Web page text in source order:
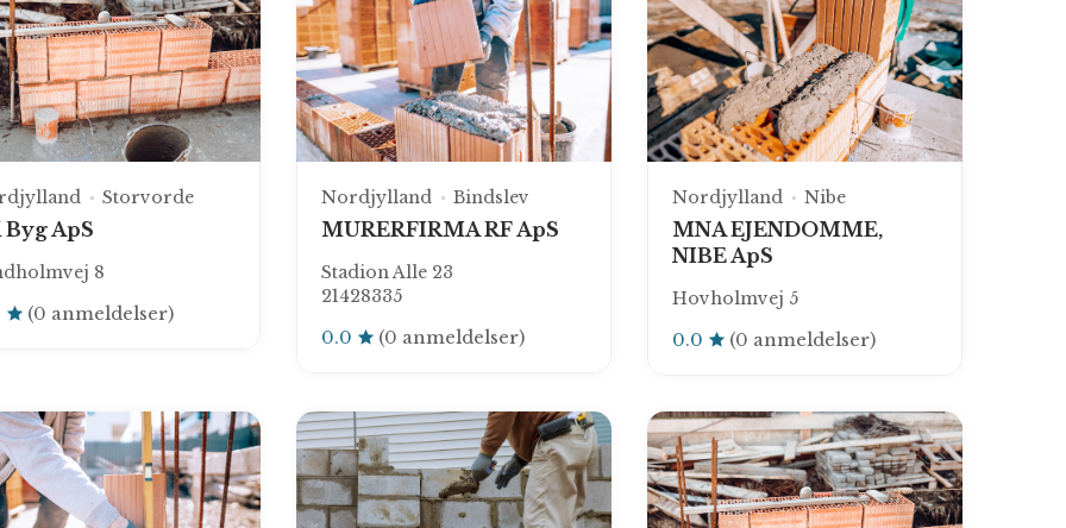
Storvorde
Byg ApS
8
(0 anmeldelser)
Nordjylland Bindslev
MURERFIRMA RF ApS
Stadion Alle 23
21428335
0.0 (0 anmeldelser)
Nordjylland Nibe
MNA EJENDOMME,
NIBE ApS
Hovholmvej 5
0.0 (0 anmeldelser)